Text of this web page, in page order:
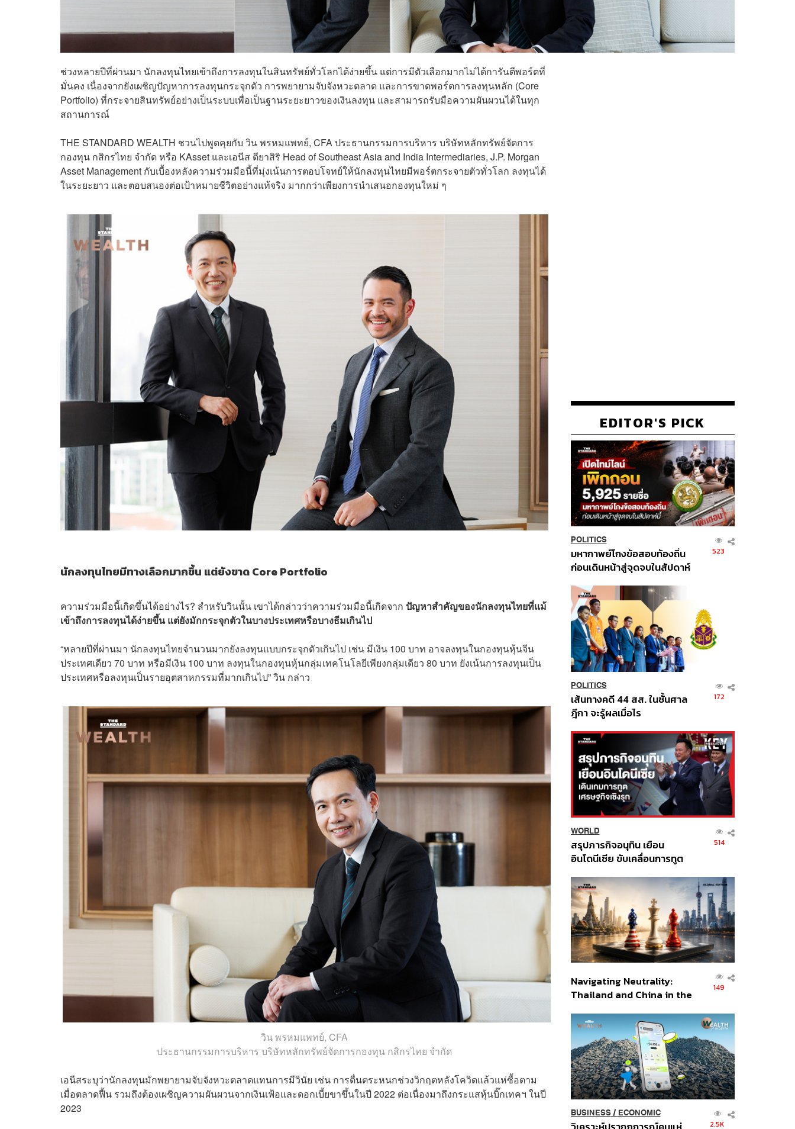
ช่วงหลายปีที่ผ่านมา นักลงทุนไทยเข้าถึงการลงทุนในสินทรัพย์ทั่วโลกได้ง่ายขึ้น แต่การมีตัวเลือกมากไม่ได้การันตีพอร์ตที่
มั่นคง เนื่องจากยังเผชิญปัญหาการลงทุนกระจุกตัว การพยายามจับจังหวะตลาด และการขาดพอร์ตการลงทุนหลัก (Core
Portfolio) ที่กระจายสินทรัพย์อย่างเป็นระบบเพื่อเป็นฐานระยะยาวของเงินลงทุน และสามารถรับมือความผันผวนได้ในทุก
สถานการณ์
THE STANDARD WEALTH ชวนไปพูดคุยกับ วิน พรหมแพทย์, CFA ประธานกรรมการบริหาร บริษัทหลักทรัพย์จัดการ
กองทุน กสิกรไทย จำกัด หรือ KAsset และเอนีส ตียาสิริ Head of Southeast Asia and India Intermediaries, J.P. Morgan
Asset Management กับเบื้องหลังความร่วมมือนี้ที่มุ่งเน้นการตอบโจทย์ให้นักลงทุนไทยมีพอร์ตกระจายตัวทั่วโลก ลงทุนได้
ในระยะยาว และตอบสนองต่อเป้าหมายชีวิตอย่างแท้จริง มากกว่าเพียงการนำเสนอกองทุนใหม่ ๆ
นักลงทุนไทยมีทางเลือกมากขึ้น แต่ยังขาด Core Portfolio
ความร่วมมือนี้เกิดขึ้นได้อย่างไร? สำหรับวินนั้น เขาได้กล่าวว่าความร่วมมือนี้เกิดจาก ปัญหาสำคัญของนักลงทุนไทยที่แม้
เข้าถึงการลงทุนได้ง่ายขึ้น แต่ยังมักกระจุกตัวในบางประเทศหรือบางธีมเกินไป
“หลายปีที่ผ่านมา นักลงทุนไทยจำนวนมากยังลงทุนแบบกระจุกตัวเกินไป เช่น มีเงิน 100 บาท อาจลงทุนในกองทุนหุ้นจีน
ประเทศเดียว 70 บาท หรือมีเงิน 100 บาท ลงทุนในกองทุนหุ้นกลุ่มเทคโนโลยีเพียงกลุ่มเดียว 80 บาท ยังเน้นการลงทุนเป็น
ประเทศหรือลงทุนเป็นรายอุตสาหกรรมที่มากเกินไป” วิน กล่าว
วิน พรหมแพทย์, CFA
ประธานกรรมการบริหาร บริษัทหลักทรัพย์จัดการกองทุน กสิกรไทย จำกัด
เอนีสระบุว่านักลงทุนมักพยายามจับจังหวะตลาดแทนการมีวินัย เช่น การตื่นตระหนกช่วงวิกฤตหลังโควิดแล้วแห่ซื้อตาม
เมื่อตลาดฟื้น รวมถึงต้องเผชิญความผันผวนจากเงินเฟ้อและดอกเบี้ยขาขึ้นในปี 2022 ต่อเนื่องมาถึงกระแสหุ้นบิ๊กเทคฯ ในปี
2023
EDITOR'S PICK
POLITICS
มหากาพย์โกงข้อสอบท้องถิ่น
ก่อนเดินหน้าสู่จุดจบในสัปดาห์
523
POLITICS
เส้นทางคดี 44 สส. ในชั้นศาล
ฎีกา จะรู้ผลเมื่อไร
172
WORLD
สรุปภารกิจอนุทิน เยือน
อินโดนีเซีย ขับเคลื่อนการทูต
ส่วนยุทธศาสตร์ไทย –
อินโดนีเซีย
514
Navigating Neutrality:
Thailand and China in the
Order
149
BUSINESS/ ECONOMIC
2.5K